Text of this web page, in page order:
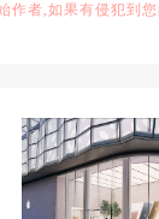
者,如果有侵犯到